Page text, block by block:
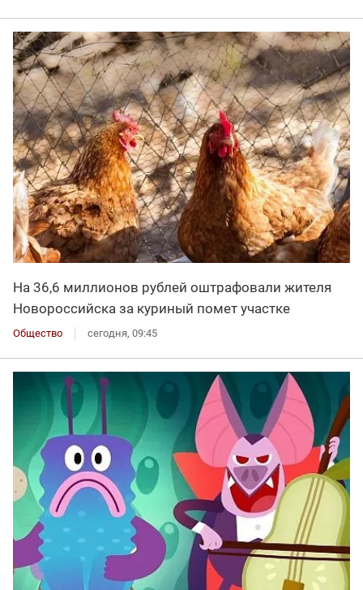
На 36,6 миллионов рублей оштрафовали жителя
Новороссийска за куриный помет участке
Общество сегодня, 09:45